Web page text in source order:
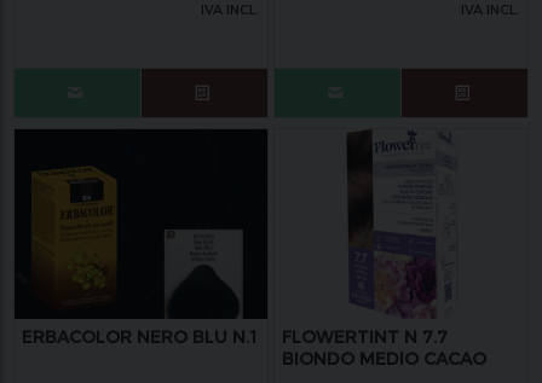
IVA INCL. IVA INCL.
ERBACOLOR NERO BLU N.1
FLOWERTINT N 7.7
BIONDO MEDIO CACAO